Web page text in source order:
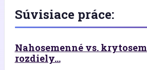
Súvisiace práce:
Nahosemenné vs.
rozdiely...